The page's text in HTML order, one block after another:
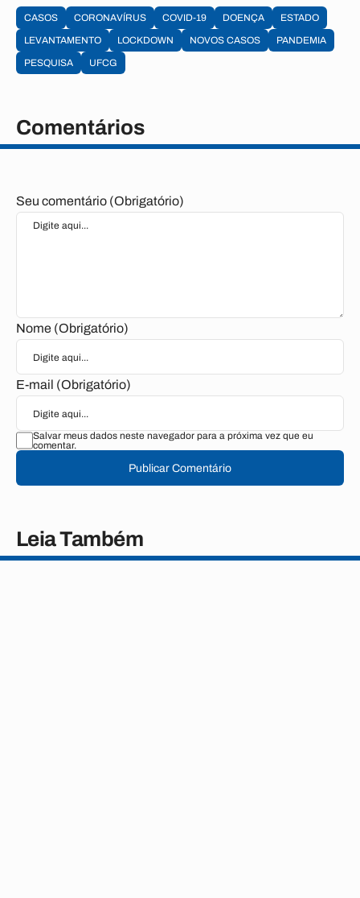
CASOS CORONAVÍRUS COVID-19 DOENÇA
ESTADO
LEVANTAMENTO
LOCKDOWN NOVOS CASOS
PANDEMIA
PESQUISA
UFCG
Comentários
Seu comentário (Obrigatório)
Nome (Obrigatório)
E-mail (Obrigatório)
Salvar meus dados neste navegador para a próxima vez que eu
comentar.
Publicar Comentário
Leia Também